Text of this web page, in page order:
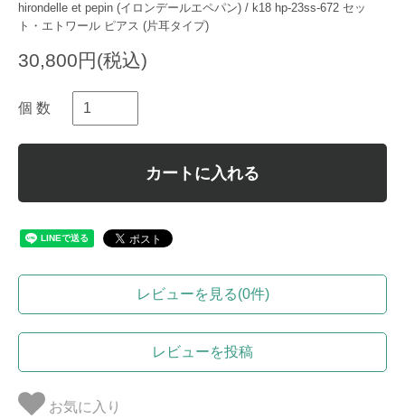
hirondelle et pepin (イロンデールエペパン) / k18 hp-23ss-672 セッ
ト・エトワール ピアス (片耳タイプ)
30,800円(税込)
個 数
カートに入れる
レビューを見る(0件)
レビューを投稿
お気に入り